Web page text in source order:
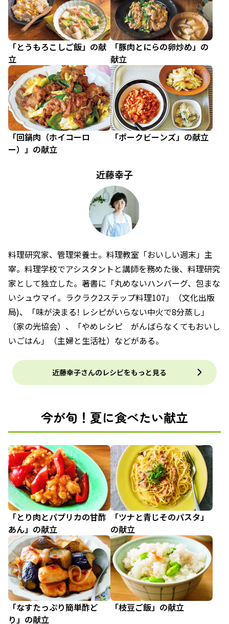
「とうもろこしご飯」の献
立
「豚肉とにらの卵炒め」の
献立
「回鍋肉（ホイコーロ
ー）」の献立
「ポークビーンズ」の献立
近藤幸子
料理研究家、管理栄養士。料理教室「おいしい週末」主
宰。料理学校でアシスタントと講師を務めた後、料理研究
家として独立した。著書に「丸めないハンバーグ、包まな
いシュウマイ。ラクラク2ステップ料理107」（文化出版
局)、「味が決まる! レシピがいらない中火で8分蒸し」
（家の光協会）、「やめレシピ がんばらなくてもおいし
いごはん」（主婦と生活社）などがある。
近藤幸子さんのレシピをもっと見る
今が旬！夏に食べたい献立
「とり肉とパプリカの甘酢
あん」の献立
「ツナと青じそのパスタ」
の献立
「なすたっぷり簡単酢ど
り」の献立
「枝豆ご飯」の献立